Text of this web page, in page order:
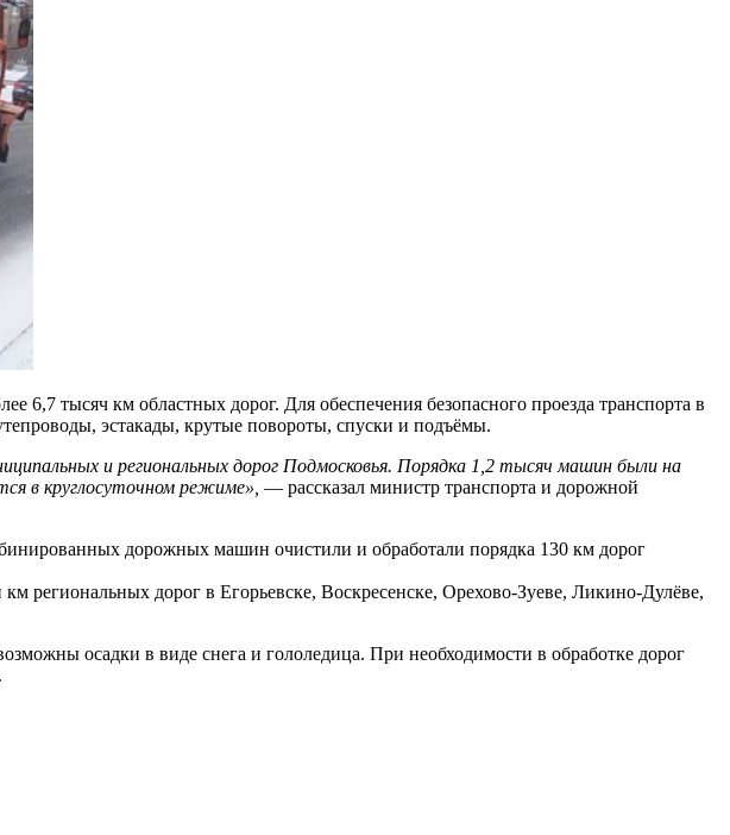
тысяч км областных дорог. Для обеспечения безопасного проезда транспорта в
эстакады, крутые повороты, спуски и подъёмы.
и региональных дорог Подмосковья. Порядка 1,2 тысяч машин были на
в круглосуточном режиме», — рассказал министр транспорта и дорожной
дорожных машин очистили и обработали порядка 130 км дорог
дорог в Егорьевске, Воскресенске, Орехово-Зуеве, Ликино-Дулёве,
осадки в виде снега и гололедица. При необходимости в обработке дорог